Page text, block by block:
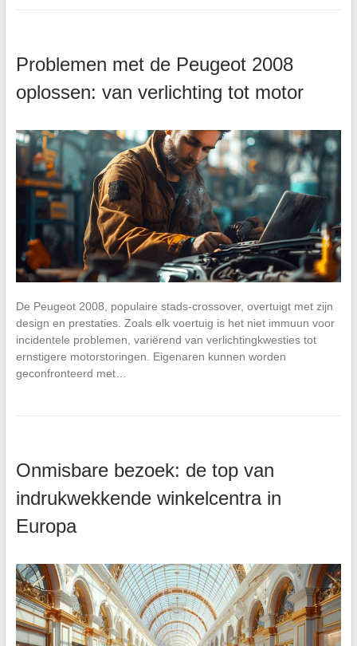
Problemen met de Peugeot 2008
oplossen: van verlichting tot motor
De Peugeot 2008, populaire stads-crossover, overtuigt met zijn
design en prestaties. Zoals elk voertuig is het niet immuun voor
incidentele problemen, variërend van verlichtingkwesties tot
ernstigere motorstoringen. Eigenaren kunnen worden
geconfronteerd met…
Onmisbare bezoek: de top van
indrukwekkende winkelcentra in
Europa